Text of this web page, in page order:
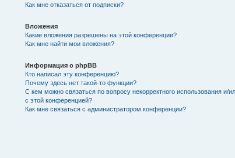
Как мне отказаться от подписки?
Вложения
Какие вложения разрешены на этой конференции?
Как мне найти мои вложения?
Информация о phpBB
Кто написал эту конференцию?
Почему здесь нет такой-то функции?
С кем можно связаться по вопросу некорректного использования и/
с этой конференцией?
Как мне связаться с администратором конференции?